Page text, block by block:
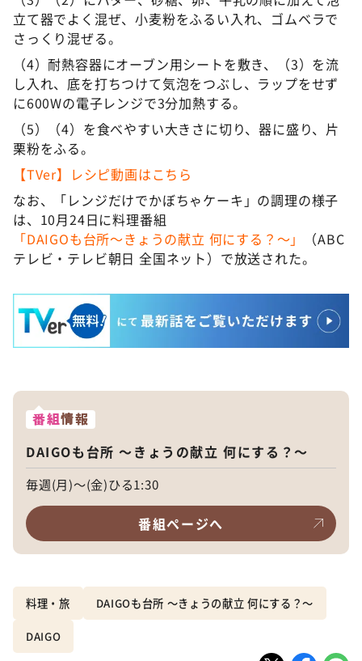
立て器でよく混ぜ、小麦粉をふるい入れ、ゴムベラで
さっくり混ぜる。
（4）耐熱容器にオーブン用シートを敷き、（3）を流
し入れ、底を打ちつけて気泡をつぶし、ラップをせず
に600Wの電子レンジで3分加熱する。
（5）（4）を食べやすい大きさに切り、器に盛り、片
栗粉をふる。
【TVer】レシピ動画はこちら
なお、「レンジだけでかぼちゃケーキ」の調理の様子
は、10月24日に料理番組
「DAIGOも台所～きょうの献立 何にする？～」
（ABC
テレビ・テレビ朝日 全国ネット）で放送された。
番組情報
DAIGOも台所 ～きょうの献立 何にする？～
毎週(月)～(金)ひる1:30
番組ページへ
料理・旅 DAIGOも台所 ～きょうの献立 何にする？～
DAIGO